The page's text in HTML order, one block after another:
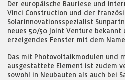
Der europäische Bauriese und
Vinci Construction und der
Solarinnovationsspezialist
neues 50/50 Joint Venture bekannt
erzeigendes Fenster mit dem
Das mit Photovoltaikmodulen und
ausgestattete Element ist zudem
sowohl in Neubauten als auch bei